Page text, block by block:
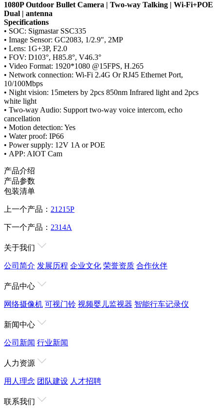
1080P Outdoor Bullet Camera | Two-way Talking | Wi-Fi+POE
Dual | antenna
Specifications
• SOC: Sigmastar SSC335
• Image Sensor: GC2083, 1/2.9", 2MP
• Lens: 1G+3P, F2.0
• FOV: D103°, H85.8°, V46.3°
• Video Format: 1920*1080 @15FPS, H.265
• Network connection: Wi-Fi 2.4G Or RJ45 Ethernet Port,
10/100Mbps
• Night vision: 15meters by 2pcs 850nm Infrared light and 2pcs
white light
• Two-way Audio: Support two-way voice intercom, echo
cancellation
• Motion detection: Yes
• Water proof: IP66
• Power supply: 12V 1A or POE
• APP: AIOT Cam
产品介绍
产品参数
包装清单
上一个产品： 21215P
下一个产品： 2314A
关于我们
公司简介 发展历程 企业文化 荣誉资质 合作伙伴
产品中心
网络摄像机 可视门铃 视频婴儿监视器 智能行车记录仪
新闻中心
公司新闻 行业新闻
人力资源
用人理念 团队建设 人才招聘
联系我们